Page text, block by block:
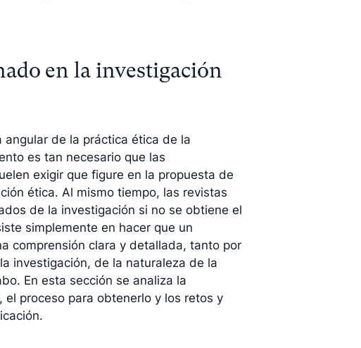
en la investigación
de la práctica ética de la
es tan necesario que las
exigir que figure en la propuesta de
ética. Al mismo tiempo, las revistas
de la investigación si no se obtiene el
simplemente en hacer que un
comprensión clara y detallada, tanto por
investigación, de la naturaleza de la
En esta sección se analiza la
proceso para obtenerlo y los retos y